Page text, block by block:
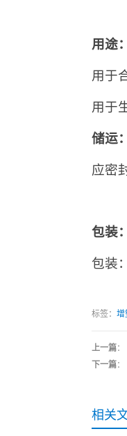
用途
用于
用于
储运
应密
包装
包装
标签： 增
上一篇：
下一篇：
相关